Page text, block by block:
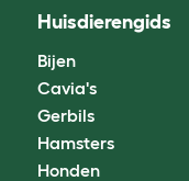
Huisdierengids
Bijen
Cavia's
Gerbils
Hamsters
Honden